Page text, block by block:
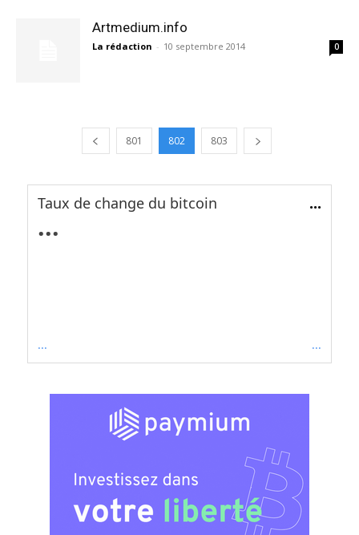
Artmedium.info
La rédaction - 10 septembre 2014 0
801 802 803
Taux de change du bitcoin ...
...
... ...